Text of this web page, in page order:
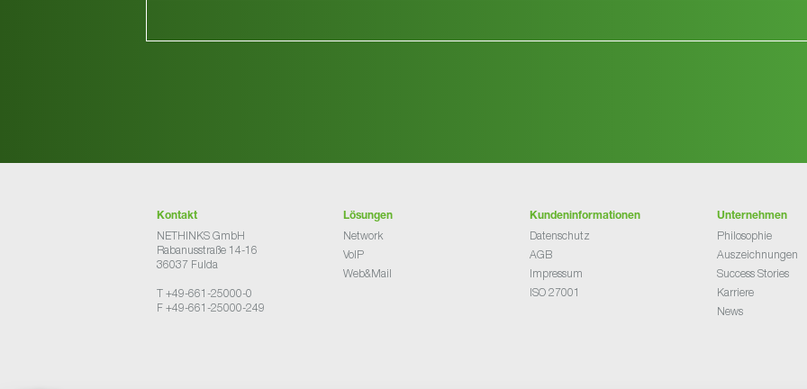
Kontakt
NETHINKS GmbH
Rabanusstraße 14-16
36037 Fulda
T +49-661-25000-0
F +49-661-25000-249
Lösungen
Network
VoIP
Web&Mail
Kundeninformationen
Datenschutz
AGB
Impressum
ISO 27001
Unternehmen
Philosophie
Auszeichnungen
Success Stories
Karriere
News